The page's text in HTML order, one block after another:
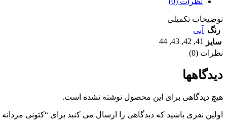
توضیحات تکمیلی
رنگ
آبی
سایز
41
,
42
,
43
,
44
نظرات (0)
دیدگاهها
هیچ دیدگاهی برای این محصول نوشته نشده است.
اولین نفری باشید که دیدگاهی را ارسال می کنید برای “کتونی